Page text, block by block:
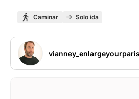
Caminar Solo ida